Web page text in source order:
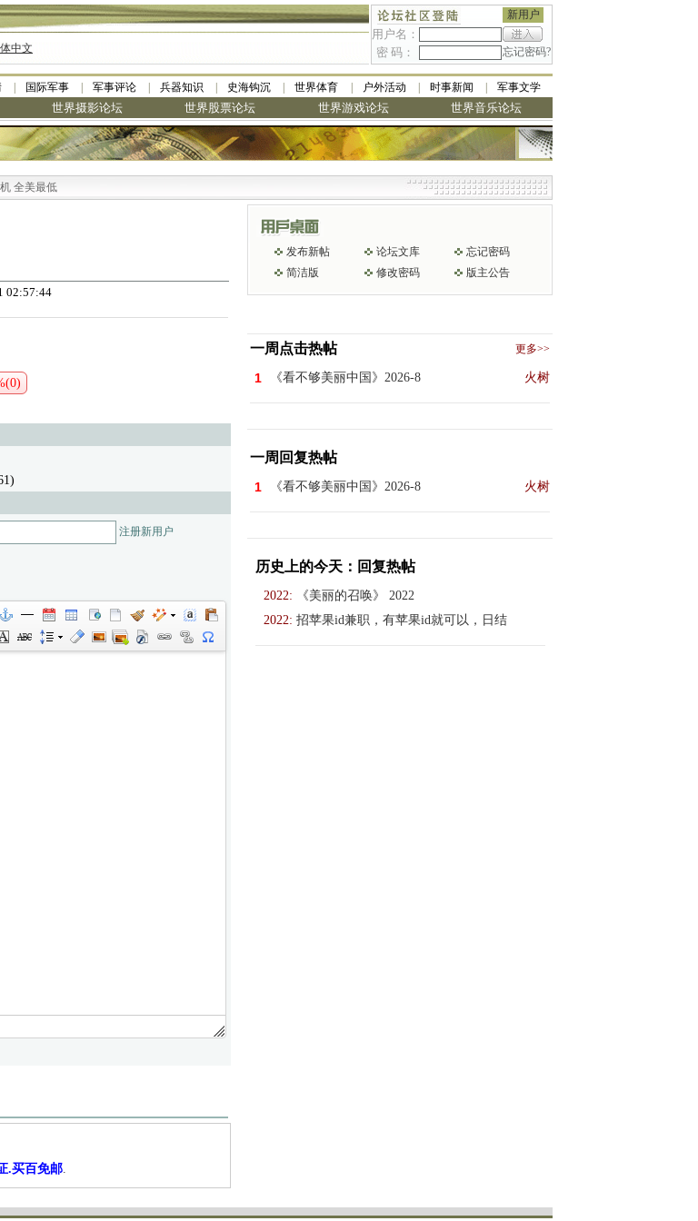
新用户
用户名：
密 码：
忘记密码?
中文
国际军事 军事评论 兵器知识 史海钩沉 世界体育 户外活动 时事新闻 军事文学
世界摄影论坛 世界股票论坛 世界游戏论坛 世界音乐论坛
美最低
02:57:44
注册新用户
.买百免邮.
发布新帖 论坛文库
忘记密码
简洁版
修改密码 版主公告
一周点击热帖 更多>>
1 《看不够美丽中国》2026-8 火树
一周回复热帖
1 《看不够美丽中国》2026-8 火树
历史上的今天：回复热帖
2022:
《美丽的召唤》 2022
2022: 招苹果id兼职，有苹果id就可以，日结